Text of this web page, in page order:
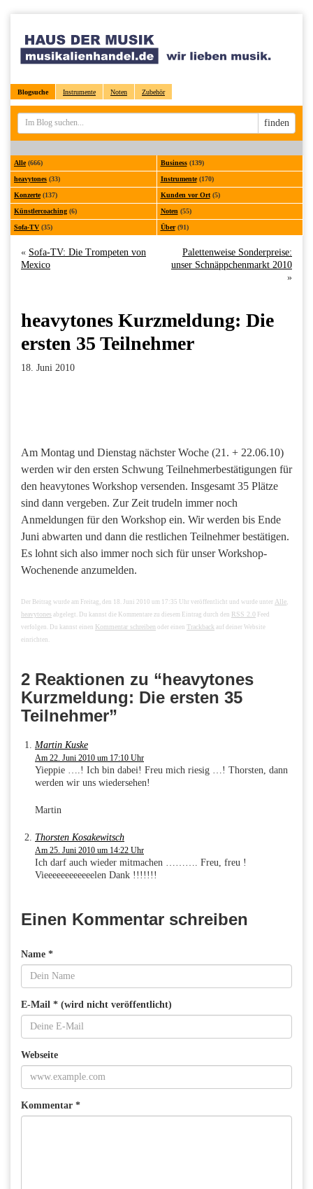
Blogsuche Instrumente Noten Zubehör
Sucheingabe
finden
Alle(666) Business(139)
heavytones (33) Instrumente(170)
Konzerte(137) Kunden vor Ort(5)
Künstlercoaching (6) Noten (55)
Sofa-TV (35) Über(91)
« Sofa-TV: Die Trompeten von
Mexico
Palettenweise Sonderpreise:
unser Schnäppchenmarkt 2010
»
heavytones Kurzmeldung: Die
ersten 35 Teilnehmer
18. Juni 2010
Am Montag und Dienstag nächster Woche (21. + 22.06.10)
werden wir den ersten Schwung Teilnehmerbestätigungen für
den heavytones Workshop versenden. Insgesamt 35 Plätze
sind dann vergeben. Zur Zeit trudeln immer noch
Anmeldungen für den Workshop ein. Wir werden bis Ende
Juni abwarten und dann die restlichen Teilnehmer bestätigen.
Es lohnt sich also immer noch sich für unser Workshop-
Wochenende anzumelden.
Der Beitrag wurde am Freitag, den 18. Juni 2010 um 17:35 Uhr veröffentlicht und wurde unter Alle
heavytones abgelegt. Du kannst die Kommentare zu diesem Eintrag durch den RSS 2.0 Feed
verfolgen. Du kannst einen Kommentar schreiben oder einen Trackback auf deiner Website
einrichten.
2 Reaktionen zu “heavytones
Kurzmeldung: Die ersten 35
Teilnehmer”
Martin Kuske
Am 22. Juni 2010 um 17:10 Uhr
Yieppie ….! Ich bin dabei! Freu mich riesig …! Thorsten, dann
werden wir uns wiedersehen!
Martin
Thorsten Kosakewitsch
Am 25. Juni 2010 um 14:22 Uhr
Ich darf auch wieder mitmachen ………. Freu, freu !
Vieeeeeeeeeeeelen Dank !!!!!!!
Einen Kommentar schreiben
Name *
E-Mail * (wird nicht veröffentlicht)
Webseite
Kommentar *